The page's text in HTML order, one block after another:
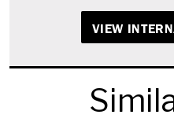
VIEW